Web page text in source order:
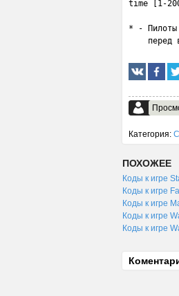
time [1-
* - Пилоты
перед
Категория:
ПОХОЖЕЕ
Коды к игре
Коды к игре
Коды к игре
Коды к игре
Коды к игре